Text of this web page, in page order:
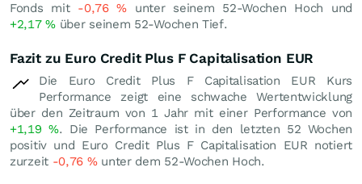
Fonds mit -0,76% unter seinem 52-Wochen Hoch und
+2,17%über seinem 52-Wochen Tief.
Fazit zu Euro Credit Plus F Capitalisation EUR
Die Euro Credit Plus F Capitalisation EUR Kurs
Performance zeigt eine schwache Wertentwicklung
über den Zeitraum von 1 Jahr mit einer Performance von
+1,19 %. Die Performance ist in den letzten 52 Wochen
positiv und Euro Credit Plus F Capitalisation EUR notiert
zurzeit -0,76 %unter dem 52-Wochen Hoch.